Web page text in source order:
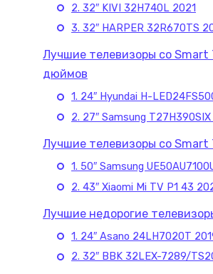
2. 32″ KIVI 32H740L 2021
3. 32″ HARPER 32R670TS
Лучшие телевизоры со Smart
дюймов
1. 24″ Hyundai H-
2. 27″ Samsung
Лучшие телевизоры со Smart
1. 50″ Samsung
2. 43″ Xiaomi Mi TV P1 43
Лучшие недорогие
1. 24″ Asano 24LH7020T
2. 32″ BBK 32LEX-7289/